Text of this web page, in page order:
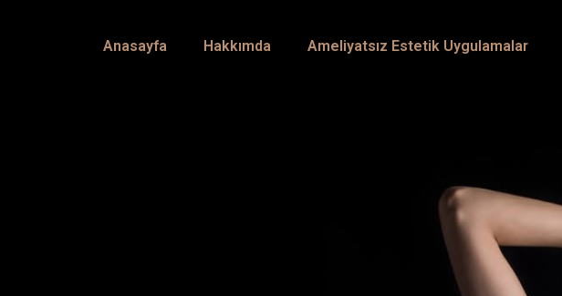
Anasayfa Hakkımda Ameliyatsız Estetik Uygulamalar